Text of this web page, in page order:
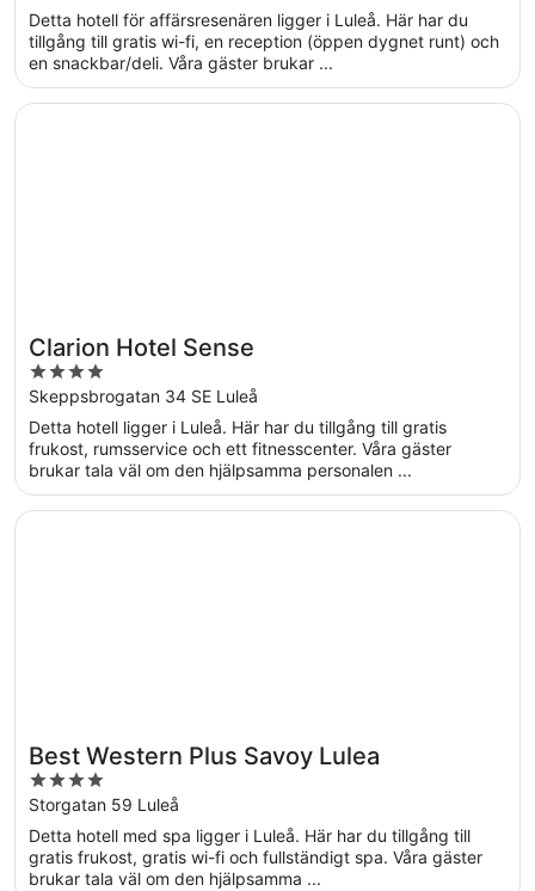
of
5
Detta hotell för affärsresenären ligger i Luleå. Här har du
tillgång till gratis wi-fi, en reception (öppen dygnet runt) och
en snackbar/deli. Våra gäster brukar ...
Clarion Hotel Sense
4
out
of
5
Skeppsbrogatan 34 SE Luleå
Detta hotell ligger i Luleå. Här har du tillgång till gratis
frukost, rumsservice och ett fitnesscenter. Våra gäster
brukar tala väl om den hjälpsamma personalen ...
Öppnas i ett nytt fönster
Clarion Hotel Sense
Best Western Plus Savoy Lulea
4
out
of
5
Storgatan 59 Luleå
Detta hotell med spa ligger i Luleå. Här har du tillgång till
gratis frukost, gratis wi-fi och fullständigt spa. Våra gäster
brukar tala väl om den hjälpsamma ...
Öppnas i ett nytt fönster
Best Western Plus Savoy Lulea